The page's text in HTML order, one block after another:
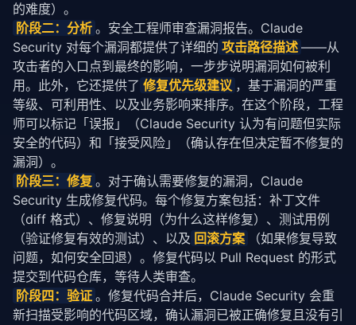
的难度）。
阶段二：分析 。安全工程师审查漏洞报告。Claude
Security 对每个漏洞都提供了详细的 攻击路径描述 ——从
攻击者的入口点到最终的影响，一步步说明漏洞如何被利
用。此外，它还提供了 修复优先级建议 ，基于漏洞的严重
等级、可利用性、以及业务影响来排序。在这个阶段，工程
师可以标记「误报」（Claude Security 认为有问题但实际
安全的代码）和「接受风险」（确认存在但决定暂不修复的
漏洞）。
阶段三：修复 。对于确认需要修复的漏洞，Claude
Security 生成修复代码。每个修复方案包括：补丁文件
（diff 格式）、修复说明（为什么这样修复）、测试用例
（验证修复有效的测试）、以及 回滚方案
（如果修复导致
问题，如何安全回退）。修复代码以 Pull Request 的形式
提交到代码仓库，等待人类审查。
阶段四：验证 。修复代码合并后，Claude Security 会重
新扫描受影响的代码区域，确认漏洞已被正确修复且没有引